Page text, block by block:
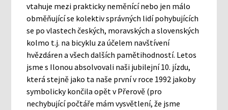
vtahuje mezi prakticky neměnící nebo jen málo
obměňující se kolektiv správných lidí pohybujících
se po vlastech českých, moravských a slovenských
kolmo t.j. na bicyklu za účelem navštívení
hvězdáren a všech dalších pamětihodností. Letos
jsme s Ilonou absolvovali naši jubilejní 10. jízdu,
která stejně jako ta naše první v roce 1992 jakoby
symbolicky končila opět v Přerově (pro
nechybující počtáře mám vysvětlení, že jsme